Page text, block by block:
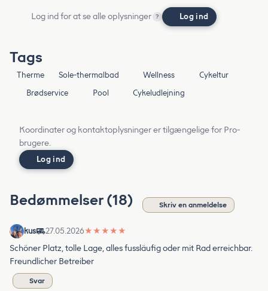
Log ind for at se alle oplysninger ? Log ind
Tags
Therme Sole-thermalbad Wellness
Cykeltur
Brødservice
Pool Cykeludlejning
Koordinater og kontaktoplysninger er tilgængelige for Pro-
brugere.
Log ind
Bedømmelser (18) Skriv en anmeldelse
kus 27.05.2026★ ★ ★ ★ ★
Schöner Platz, tolle Lage, alles fussläufig oder mit Rad erreichbar.
Freundlicher Betreiber
Svar